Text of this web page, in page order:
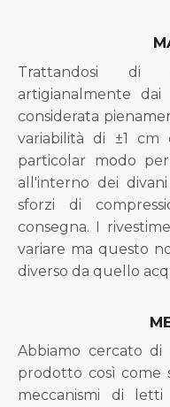
Trattandosi di
artigianalmente
considerata
variabilità di ±1 cm
particolar modo
all'interno dei
sforzi di
consegna. I
variare ma questo
diverso da quello
Abbiamo cercato di
prodotto così come
meccanismi di